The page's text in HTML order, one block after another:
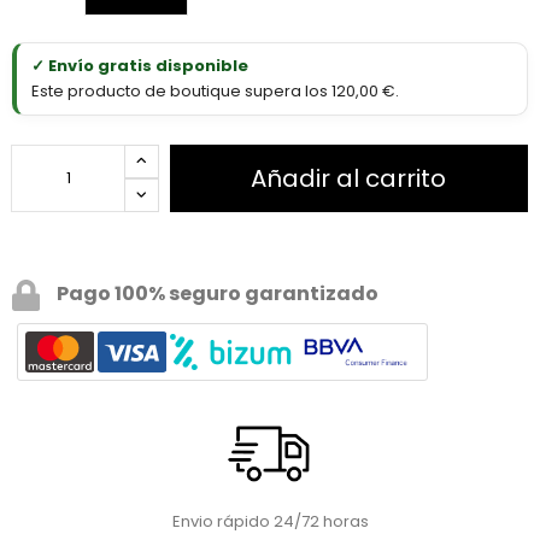
✓ Envío gratis disponible
Este producto de boutique supera los 120,00 €.
Añadir al carrito
Pago 100% seguro garantizado
Envio rápido 24/72 horas